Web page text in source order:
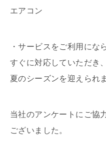
エアコン
・サービスをご利用にな
すぐに対応していただき
夏のシーズンを迎えられ
当社のアンケートにご協
ございました。